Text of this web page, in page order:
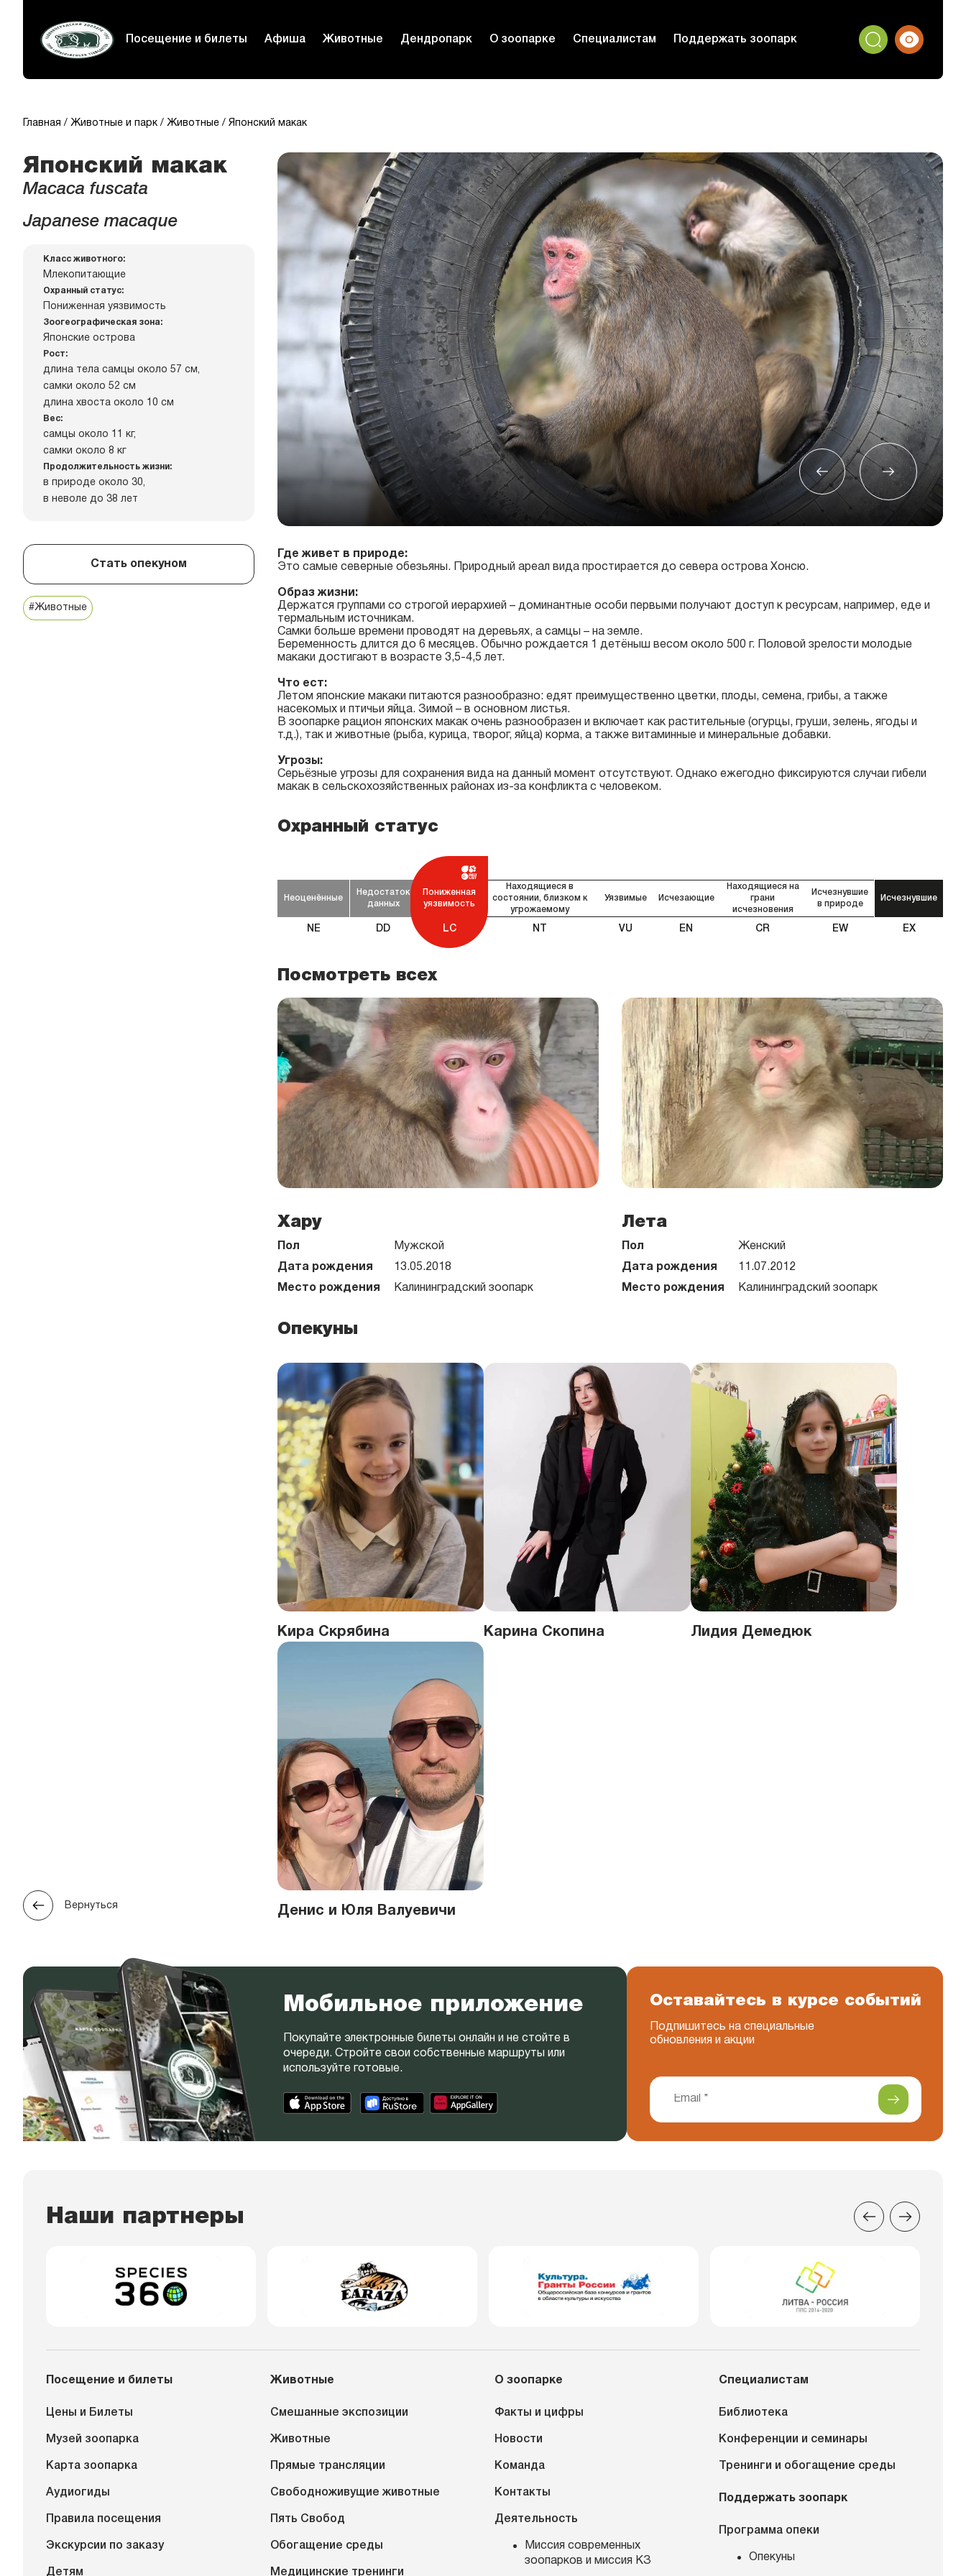
Посещение и билеты Афиша Животные Дендропарк О зоопарке Специалистам Поддержать зоопарк
Главная Животные и парк Животные Японский макак
Японский макак
Macaca fuscata
Japanese macaque
Класс животного:
Млекопитающие
Охранный статус:
Пониженная уязвимость
Зоогеографическая зона:
Японские острова
Рост:
длина тела самцы около 57 см,
самки около 52 см
длина хвоста около 10 см
Вес:
самцы около 11 кг,
самки около 8 кг
Продолжительность жизни:
в природе около 30,
в неволе до 38 лет
Стать опекуном
#Животные
Вернуться
Где живет в природе:
Это самые северные обезьяны. Природный ареал вида простирается до севера острова Хонсю.
Образ жизни:
Держатся группами со строгой иерархией – доминантные особи первыми получают доступ к ресурсам, например, еде и
термальным источникам.
Самки больше времени проводят на деревьях, а самцы – на земле.
Беременность длится до 6 месяцев. Обычно рождается 1 детёныш весом около 500 г. Половой зрелости молодые
макаки достигают в возрасте 3,5-4,5 лет.
Что ест:
Летом японские макаки питаются разнообразно: едят преимущественно цветки, плоды, семена, грибы, а также
насекомых и птичьи яйца. Зимой – в основном листья.
В зоопарке рацион японских макак очень разнообразен и включает как растительные (огурцы, груши, зелень, ягоды и
т.д.), так и животные (рыба, курица, творог, яйца) корма, а также витаминные и минеральные добавки.
Угрозы:
Серьёзные угрозы для сохранения вида на данный момент отсутствуют. Однако ежегодно фиксируются случаи гибели
макак в сельскохозяйственных районах из-за конфликта с человеком.
Охранный статус
Неоценённые
NE
Недостаток
данных
DD
Пониженная
уязвимость
LC
Находящиеся в
состоянии, близком к
угрожаемому
NT
Уязвимые
VU
Исчезающие
EN
Находящиеся на
грани
исчезновения
CR
Исчезнувшие
в природе
EW
Исчезнувшие
EX
Посмотреть всех
Хару
Пол Мужской
Дата рождения 13.05.2018
Место рождения Калининградский зоопарк
Лета
Пол Женский
Дата рождения 11.07.2012
Место рождения Калининградский зоопарк
Опекуны
Кира Скрябина Карина Скопина Лидия Демедюк
Денис и Юля Валуевичи
Мобильное приложение
Покупайте электронные билеты онлайн и не стойте в
очереди. Стройте свои собственные маршруты или
используйте готовые.
Оставайтесь в курсе событий
Подпишитесь на специальные
обновления и акции
Наши партнеры
Посещение и билеты
Цены и Билеты
Музей зоопарка
Карта зоопарка
Аудиогиды
Правила посещения
Экскурсии по заказу
Детям
Животные
Смешанные экспозиции
Животные
Прямые трансляции
Свободноживущие животные
Пять Свобод
Обогащение среды
Медицинские тренинги
О зоопарке
Факты и цифры
Новости
Команда
Контакты
Деятельность
Миссия современных
зоопарков и миссия КЗ
Специалистам
Библиотека
Конференции и семинары
Тренинги и обогащение среды
Поддержать зоопарк
Программа опеки
Опекуны